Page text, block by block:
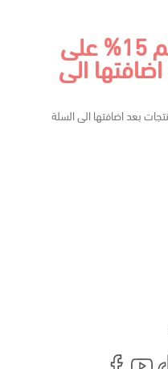
توصيل مجاني وخصم 15% على
الى